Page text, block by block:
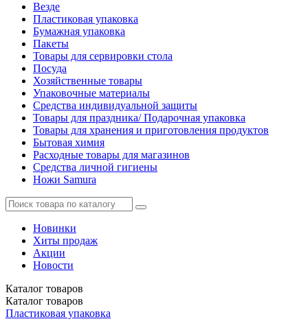
Везде
Пластиковая упаковка
Бумажная упаковка
Пакеты
Товары для сервировки стола
Посуда
Хозяйственные товары
Упаковочные материалы
Средства индивидуальной защиты
Товары для праздника/ Подарочная упаковка
Товары для хранения и приготовления продуктов
Бытовая химия
Расходные товары для магазинов
Средства личной гигиены
Ножи Samura
Новинки
Хиты продаж
Акции
Новости
Каталог товаров
Каталог товаров
Пластиковая упаковка